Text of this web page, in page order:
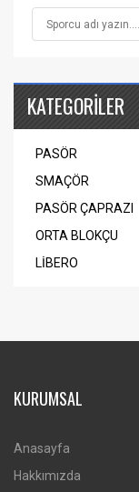
KATEGORİLER
PASÖR
SMAÇÖR
PASÖR ÇAPRAZI
ORTA BLOKÇU
LİBERO
KURUMSAL
Anasayfa
Hakkımızda